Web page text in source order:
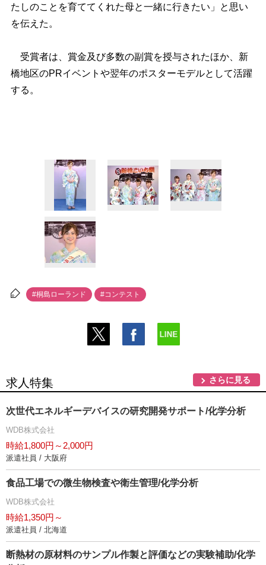
たしのことを育ててくれた母と一緒に行きたい」と思い
を伝えた。
受賞者は、賞金及び多数の副賞を授与されたほか、新
橋地区のPRイベントや翌年のポスターモデルとして活躍
する。
#桐島ローランド #コンテスト
求人特集 さらに見る
次世代エネルギーデバイスの研究開発サポート/化学分析
WDB株式会社
時給1,800円～2,000円
派遣社員 / 大阪府
食品工場での微生物検査や衛生管理/化学分析
WDB株式会社
時給1,350円～
派遣社員 / 北海道
断熱材の原材料のサンプル作製と評価などの実験補助/化学